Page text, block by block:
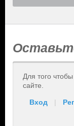
Для того
сайте.
Вход |